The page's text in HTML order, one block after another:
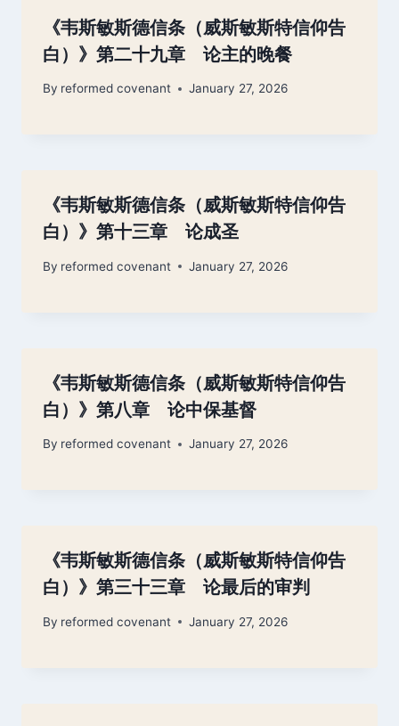
《韦斯敏斯德信条（威斯敏斯特信仰告
白）》第二十九章 论主的晚餐
By reformed covenant January 27, 2026
《韦斯敏斯德信条（威斯敏斯特信仰告
白）》第十三章 论成圣
By reformed covenant January 27, 2026
《韦斯敏斯德信条（威斯敏斯特信仰告
白）》第八章 论中保基督
By reformed covenant January 27, 2026
《韦斯敏斯德信条（威斯敏斯特信仰告
白）》第三十三章 论最后的审判
By reformed covenant January 27, 2026